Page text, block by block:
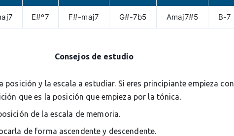
E#º7 F#-maj7 G#-7b5 Amaj7#5 B-7
Consejos de estudio
posición y la escala a estudiar. Si eres principiante empieza con
que es la posición que empieza por la tónica.
de la escala de memoria.
de forma ascendente y descendente.